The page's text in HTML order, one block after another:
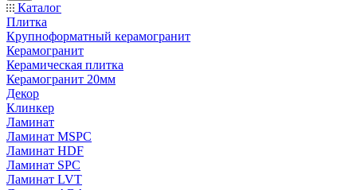
Каталог
Плитка
Крупноформатный керамогранит
Керамогранит
Керамическая плитка
Керамогранит 20мм
Декор
Клинкер
Ламинат
Ламинат MSPC
Ламинат HDF
Ламинат SPC
Ламинат LVT